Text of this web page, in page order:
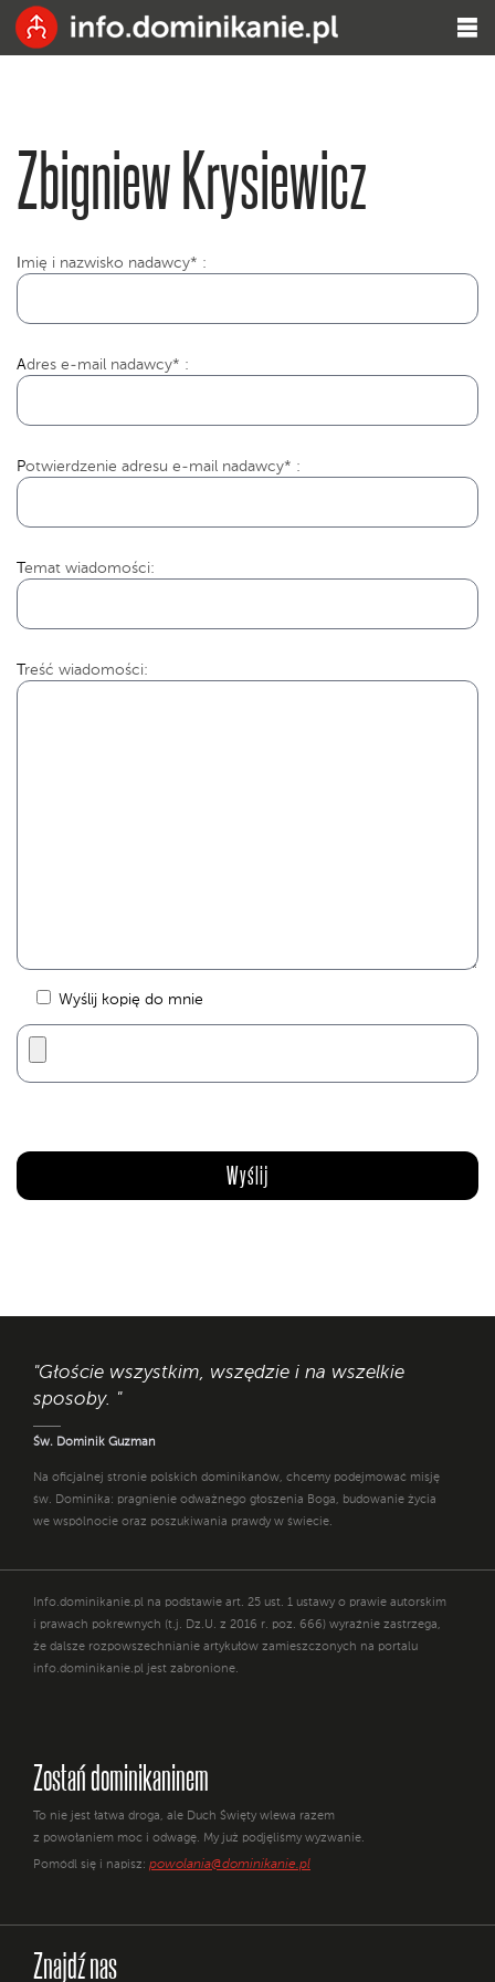
Zbigniew Krysiewicz
mię i nazwisko nadawcy* :
Adres e-mail nadawcy* :
Potwierdzenie adresu e-mail nadawcy* :
Temat wiadomości:
Treść wiadomości:
Wyślij kopię do mnie
"Głoście wszystkim, wszędzie i na wszelkie
sposoby. "
Św. Dominik Guzman
Na oficjalnej stronie polskich dominikanów, chcemy podejmować misję
św. Dominika: pragnienie odważnego głoszenia Boga, budowanie życia
we wspólnocie oraz poszukiwania prawdy w świecie.
Info.dominikanie.pl na podstawie art. 25 ust. 1 ustawy o prawie autorskim
i prawach pokrewnych (t.j. Dz.U. z 2016 r. poz. 666) wyraźnie zastrzega,
że dalsze rozpowszechnianie artykułów zamieszczonych na portalu
info.dominikanie.pl jest zabronione.
Zostań dominikaninem
To nie jest łatwa droga, ale Duch Święty wlewa razem
z powołaniem moc i odwagę. My już podjęliśmy wyzwanie.
Pomódl się i napisz: powolania@dominikanie.pl
Znajdź nas